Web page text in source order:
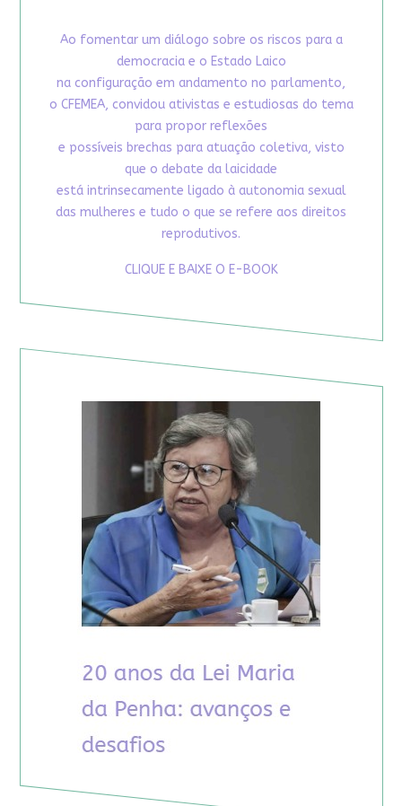
Ao fomentar um diálogo sobre os riscos para a
democracia e o Estado Laico
na configuração em andamento no parlamento,
o CFEMEA, convidou ativistas e estudiosas do tema
para propor reflexões
e possíveis brechas para atuação coletiva, visto
que o debate da laicidade
está intrinsecamente ligado à autonomia sexual
das mulheres e tudo o que se refere aos direitos
reprodutivos.
CLIQUE E BAIXE O E-BOOK